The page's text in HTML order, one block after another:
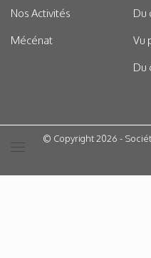
Nos Activités
Mécénat
Du
Vu
Du
© Copyright 2026 -